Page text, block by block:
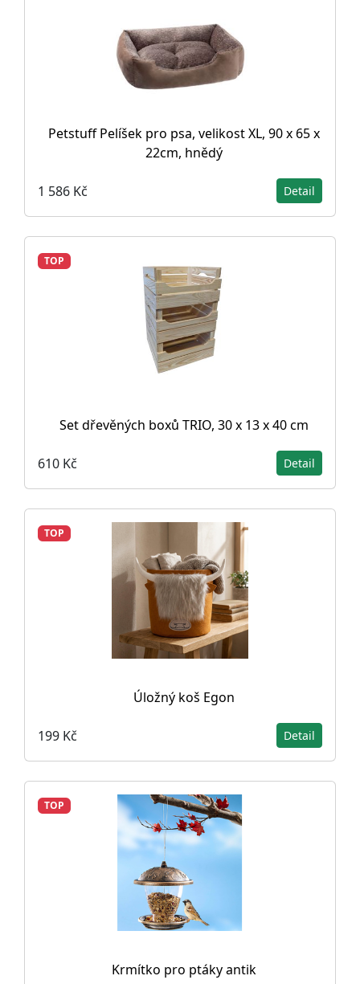
Petstuff Pelíšek pro psa, velikost XL, 90 x 65 x
22cm, hnědý
1 586 Kč Detail
TOP
Set dřevěných boxů TRIO, 30 x 13 x 40 cm
610 Kč Detail
TOP
Úložný koš Egon
199 Kč Detail
TOP
Krmítko pro ptáky antik